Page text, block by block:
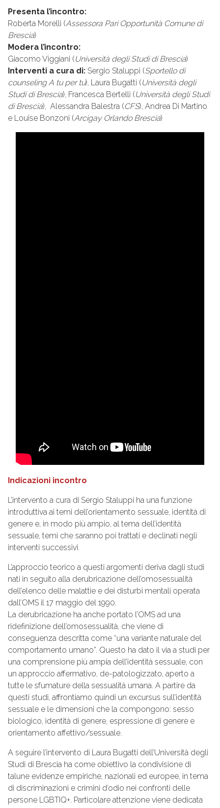
Presenta l’incontro:
Roberta Morelli (Assessora Pari Opportunità Comune di
Brescia)
Modera l’incontro:
Giacomo Viggiani (Università degli Studi di Brescia)
Interventi a cura di: Sergio Staluppi (Sportello di
counseling A tu per tu), Laura Bugatti (Università degli
Studi di Brescia), Francesca Bertelli (Università degli Studi
di Brescia), Alessandra Balestra (CFS), Andrea Di Martino
e Louise Bonzoni (Arcigay Orlando Brescia)
Indicazioni incontro
L’intervento a cura di Sergio Staluppi ha una funzione
introduttiva ai temi dell’orientamento sessuale, identità di
genere e, in modo più ampio, al tema dell’identità
sessuale, temi che saranno poi trattati e declinati negli
interventi successivi.
L’approccio teorico a questi argomenti deriva dagli studi
nati in seguito alla derubricazione dell’omosessualità
dell’elenco delle malattie e dei disturbi mentali operata
dall’OMS il 17 maggio del 1990.
La derubricazione ha anche portato l’OMS ad una
ridefinizione dell’omosessualità, che viene di
conseguenza descritta come “una variante naturale del
comportamento umano”. Questo ha dato il via a studi per
una comprensione più ampia dell’identità sessuale, con
un approccio affermativo, de-patologizzato, aperto a
tutte le sfumature della sessualità umana. A partire da
questi studi, affrontiamo quindi un excursus sull’identità
sessuale e le dimensioni che la compongono: sesso
biologico, identità di genere, espressione di genere e
orientamento affettivo/sessuale.
A seguire l’intervento di Laura Bugatti dell’Università degli
Studi di Brescia ha come obiettivo la condivisione di
talune evidenze empiriche, nazionali ed europee, in tema
di discriminazioni e crimini d’odio nei confronti delle
persone LGBTIQ+. Particolare attenzione viene dedicata